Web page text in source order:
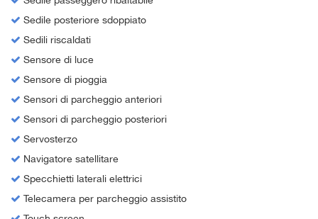
Sedile posteriore sdoppiato
Sedili riscaldati
Sensore di luce
Sensore di pioggia
Sensori di parcheggio anteriori
Sensori di parcheggio posteriori
Servosterzo
Navigatore satellitare
Specchietti laterali elettrici
Telecamera per parcheggio assistito